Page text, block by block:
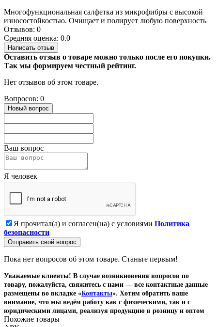
Многофункциональная салфетка из микрофибры с высокой
износостойкостью. Очищает и полирует любую поверхность
Отзывов: 0
Средняя оценка: 0.0
Написать отзыв
Оставить отзыв о товаре можно только после его покупки.
Так мы формируем честный рейтинг.
Нет отзывов об этом товаре.
Вопросов: 0
Новый вопрос
Ваш вопрос
Я человек
Я прочитал(а) и согласен(на) с условиями Политика
безопасности
Отправить свой вопрос
Пока нет вопросов об этом товаре. Станьте первым!
Уважаемые клиенты! В случае возникновения вопросов по
товару, пожалуйста, свяжитесь с нами — все контактные данные
размещены во вкладке «Контакты». Хотим обратить ваше
внимание, что мы ведём работу как с физическими, так и с
юридическими лицами, реализуя продукцию в розницу и оптом
Похожие товары